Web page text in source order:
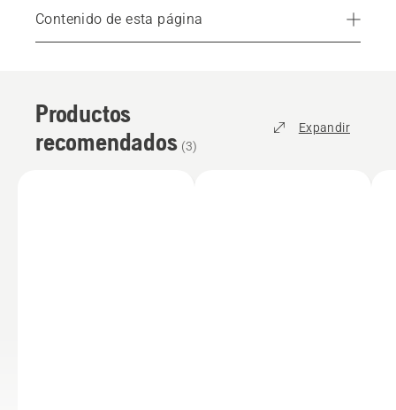
Contenido de esta página
Productos recomendados
Servicios
Repuestos y accesorios
Productos
recomendados (3)
Expandir